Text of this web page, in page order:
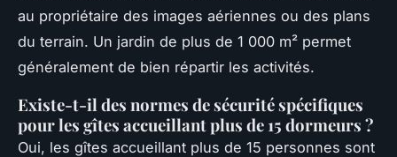
au propriétaire des images aériennes ou des plans
du terrain. Un jardin de plus de 1 000 m² permet
généralement de bien répartir les activités.
Existe-t-il des normes de sécurité spécifiques
pour les gîtes accueillant plus de 15 dormeurs ?
Oui, les gîtes accueillant plus de 15 personnes sont